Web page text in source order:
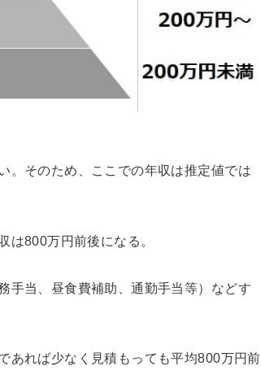
。そのため、ここでの年収は推定値では
は800万円前後になる。
手当、昼食費補助、通勤手当等）などす
あれば少なく見積もっても平均800万円前